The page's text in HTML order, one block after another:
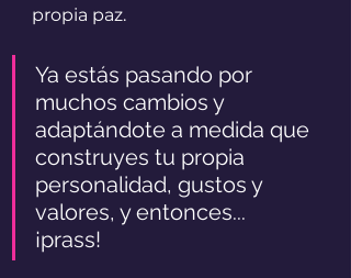
propia paz.
Ya estás pasando por
muchos cambios y
adaptándote a medida que
construyes tu propia
personalidad, gustos y
valores, y entonces...
¡prass!